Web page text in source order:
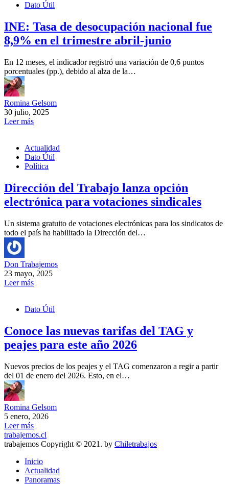
Dato Útil
INE: Tasa de desocupación nacional fue
8,9% en el trimestre abril-junio
En 12 meses, el indicador registró una variación de 0,6 puntos
porcentuales (pp.), debido al alza de la…
Romina Gelsom
30 julio, 2025
Leer más
Actualidad
Dato Útil
Política
Dirección del Trabajo lanza opción
electrónica para votaciones sindicales
Un sistema gratuito de votaciones electrónicas para los sindicatos de
todo el país ha habilitado la Dirección del…
Don Trabajemos
23 mayo, 2025
Leer más
Dato Útil
Conoce las nuevas tarifas del TAG y
peajes para este año 2026
Nuevos precios de los peajes y el TAG comenzaron a regir a partir
del 01 de enero del 2026. Esto, en el…
Romina Gelsom
5 enero, 2026
Leer más
trabajemos.cl
trabajemos Copyright © 2021. by Chiletrabajos
Inicio
Actualidad
Panoramas